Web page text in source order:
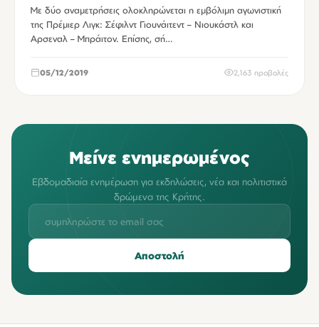
Με δύο αναμετρήσεις ολοκληρώνεται η εμβόλιμη αγωνιστική
της Πρέμιερ Λιγκ: Σέφιλντ Γιουνάιτεντ – Νιουκάστλ και
Αρσεναλ – Μπράιτον. Επίσης, σή…
05/12/2019 2,163 προβολές
Μείνε ενημερωμένος
Εβδομαδιαία ενημέρωση για εκδηλώσεις, νέα και πολιτιστικά
δρώμενα της Κρήτης.
Αποστολή